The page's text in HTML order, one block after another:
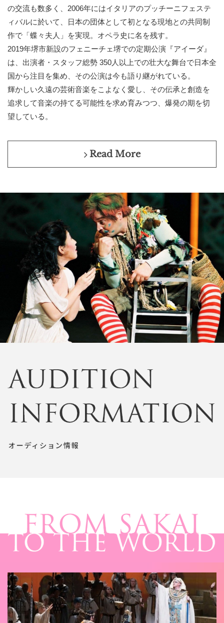
の交流も数多く、2006年にはイタリアのプッチーニフェステ
ィバルに於いて、日本の団体として初となる現地との共同制
作で「蝶々夫人」を実現。オペラ史に名を残す。
2019年堺市新設のフェニーチェ堺での定期公演『アイーダ』
は、出演者・スタッフ総勢 350人以上での壮大な舞台で日本全
国から注目を集め、その公演は今も語り継がれている。
輝かしい久遠の芸術音楽をこよなく愛し、その伝承と創造を
追求して音楽の持てる可能性を求め育みつつ、爆発の期を切
望している。
Read More